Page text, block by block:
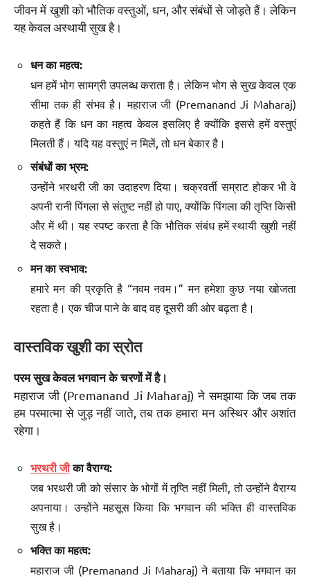
जीवन में खुशी को भौतिक वस्तुओं, धन, और संबंधों से जोड़ते हैं। लेकिन
यह केवल अस्थायी सुख है।
धन का महत्व:
धन हमें भोग सामग्री उपलब्ध कराता है। लेकिन भोग से सुख केवल एक
सीमा तक ही संभव है। महाराज जी (Premanand Ji Maharaj)
कहते हैं कि धन का महत्व केवल इसलिए है क्योंकि इससे हमें वस्तुएं
मिलती हैं। यदि यह वस्तुएं न मिलें, तो धन बेकार है।
संबंधों का भ्रम:
उन्होंने भरथरी जी का उदाहरण दिया। चक्रवर्ती सम्राट होकर भी वे
अपनी रानी पिंगला से संतुष्ट नहीं हो पाए, क्योंकि पिंगला की तृप्ति किसी
और में थी। यह स्पष्ट करता है कि भौतिक संबंध हमें स्थायी खुशी नहीं
दे सकते।
मन का स्वभाव:
हमारे मन की प्रकृति है “नवम नवम।” मन हमेशा कुछ नया खोजता
रहता है। एक चीज पाने के बाद वह दूसरी की ओर बढ़ता है।
वास्तविक खुशी का स्रोत
परम सुख केवल भगवान के चरणों में है।
महाराज जी (Premanand Ji Maharaj) ने समझाया कि जब तक
हम परमात्मा से जुड़ नहीं जाते, तब तक हमारा मन अस्थिर और अशांत
रहेगा।
भरथरी जीका वैराग्य:
जब भरथरी जी को संसार के भोगों में तृप्ति नहीं मिली, तो उन्होंने वैराग्य
अपनाया। उन्होंने महसूस किया कि भगवान की भक्ति ही वास्तविक
सुख है।
भक्ति का महत्व:
महाराज जी (Premanand Ji Maharaj) ने बताया कि भगवान का